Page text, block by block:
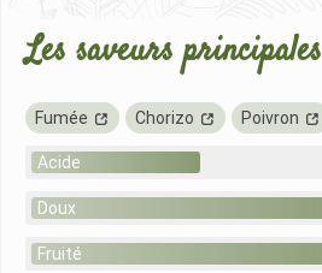
Les saveurs principales
Fumée Chorizo Poivron
Acide
Doux
Fruité